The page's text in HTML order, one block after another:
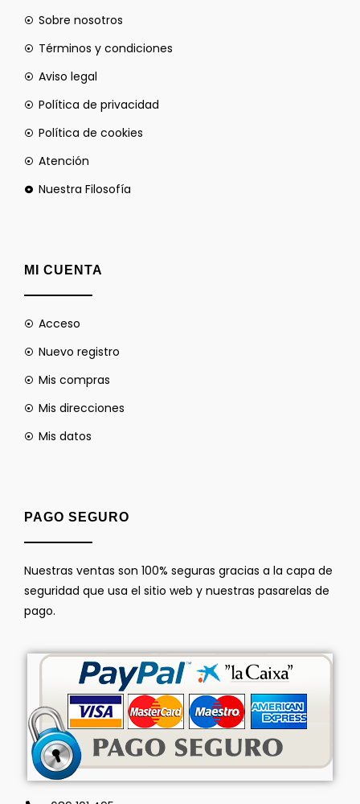
Sobre nosotros
Términos y condiciones
Aviso legal
Política de privacidad
Política de cookies
Atención
Nuestra Filosofía
MI CUENTA
Acceso
Nuevo registro
Mis compras
Mis direcciones
Mis datos
PAGO SEGURO
Nuestras ventas son 100% seguras gracias a la capa de
seguridad que usa el sitio web y nuestras pasarelas de
pago.